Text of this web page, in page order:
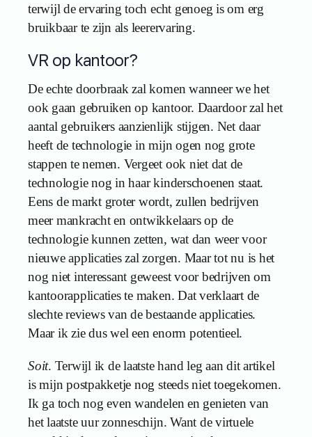
terwijl de ervaring toch echt genoeg is om erg
bruikbaar te zijn als leerervaring.
VR op kantoor?
De echte doorbraak zal komen wanneer we het
ook gaan gebruiken op kantoor. Daardoor zal het
aantal gebruikers aanzienlijk stijgen. Net daar
heeft de technologie in mijn ogen nog grote
stappen te nemen. Vergeet ook niet dat de
technologie nog in haar kinderschoenen staat.
Eens de markt groter wordt, zullen bedrijven
meer mankracht en ontwikkelaars op de
technologie kunnen zetten, wat dan weer voor
nieuwe applicaties zal zorgen. Maar tot nu is het
nog niet interessant geweest voor bedrijven om
kantoorapplicaties te maken. Dat verklaart de
slechte reviews van de bestaande applicaties.
Maar ik zie dus wel een enorm potentieel.
Soit. Terwijl ik de laatste hand leg aan dit artikel
is mijn postpakketje nog steeds niet toegekomen.
Ik ga toch nog even wandelen en genieten van
het laatste uur zonneschijn. Want de virtuele